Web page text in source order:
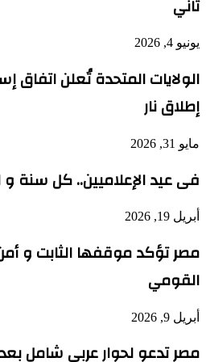
ثاني
يونيو 4, 2026
الولايات المتحدة تُعلن اتفاق
إطلاق نار
مايو 31, 2026
فى عيد الإعلاميين.. كل سنة و
أبريل 19, 2026
مصر تؤكد موقفها الثابت و
القومي
أبريل 9, 2026
مصر تدعو لحوار عربي شامل